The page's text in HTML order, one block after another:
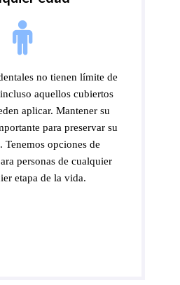
no tienen límite de
aquellos cubiertos
aplicar. Mantener su
para preservar su
Tenemos opciones de
personas de cualquier
etapa de la vida.